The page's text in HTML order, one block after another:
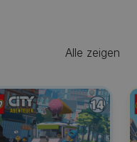
Alle zeigen